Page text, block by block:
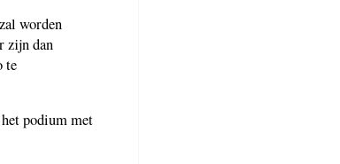
worden
zijn dan
te
podium met